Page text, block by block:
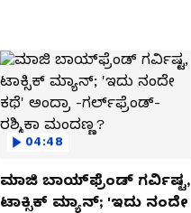
04:48
ಮಾಜಿ ಬಾಯ್‌ಫ್ರೆಂಡ್ ಗರ್ವಿಷ್ಟ,
ಟಾಕ್ಸಿಕ್ ಮ್ಯಾನ್; 'ಇದು ನಂದೇ